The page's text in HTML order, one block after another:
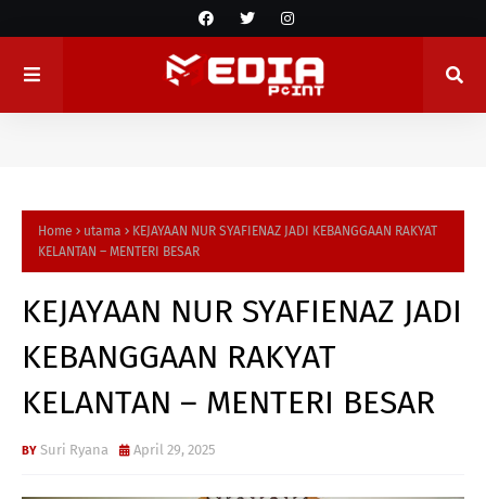
Home utama
KEJAYAAN NUR SYAFIENAZ JADI KEBANGGAAN RAKYAT
KELANTAN – MENTERI BESAR
KEJAYAAN NUR SYAFIENAZ JADI
KEBANGGAAN RAKYAT
KELANTAN – MENTERI BESAR
Suri Ryana April 29, 2025